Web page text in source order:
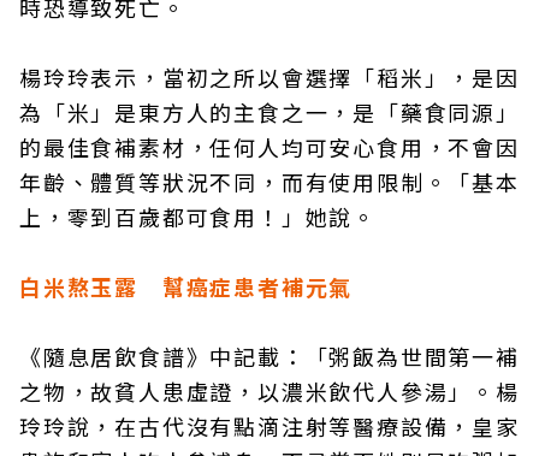
時恐導致死亡。
楊玲玲表示，當初之所以會選擇「稻米」，是因
為「米」是東方人的主食之一，是「藥食同源」
的最佳食補素材，任何人均可安心食用，不會因
年齡、體質等狀況不同，而有使用限制。「基本
上，零到百歲都可食用！」她說。
白米熬玉露 幫癌症患者補元氣
《隨息居飲食譜》中記載：「粥飯為世間第一補
之物，故貧人患虛證，以濃米飲代人參湯」。楊
玲玲說，在古代沒有點滴注射等醫療設備，皇家